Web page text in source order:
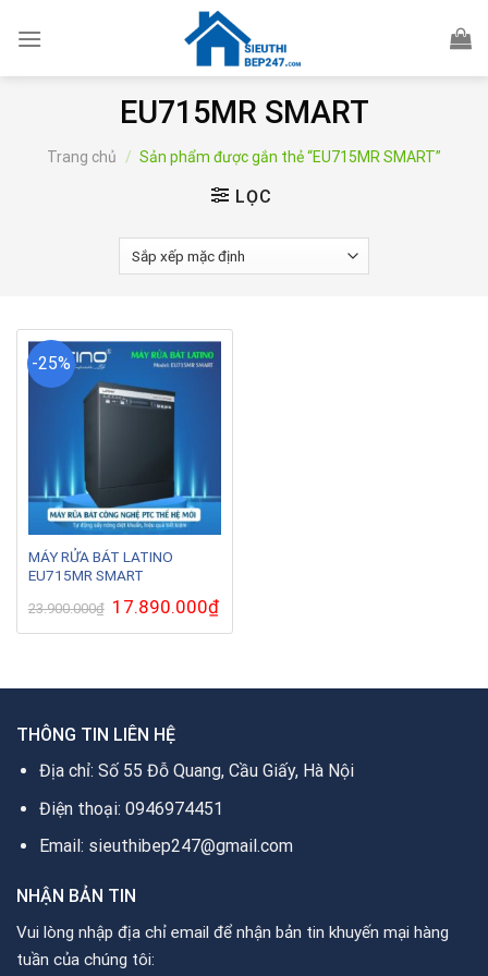
EU715MR SMART
Trang chủ / Sản phẩm được gắn thẻ “EU715MR SMART”
LỌC
-25%
MÁY RỬA BÁT LATINO
EU715MR SMART
23.900.000₫ Giá
gốc
là:
17.890.000₫Giá
hiện
tại
THÔNG TIN LIÊN HỆ
Địa chỉ: Số 55 Đỗ Quang, Cầu Giấy, Hà Nội
Điện thoại: 0946974451
Email: sieuthibep247@gmail.com
NHẬN BẢN TIN
Vui lòng nhập địa chỉ email để nhận bản tin khuyến mại hàng
tuần của chúng tôi: